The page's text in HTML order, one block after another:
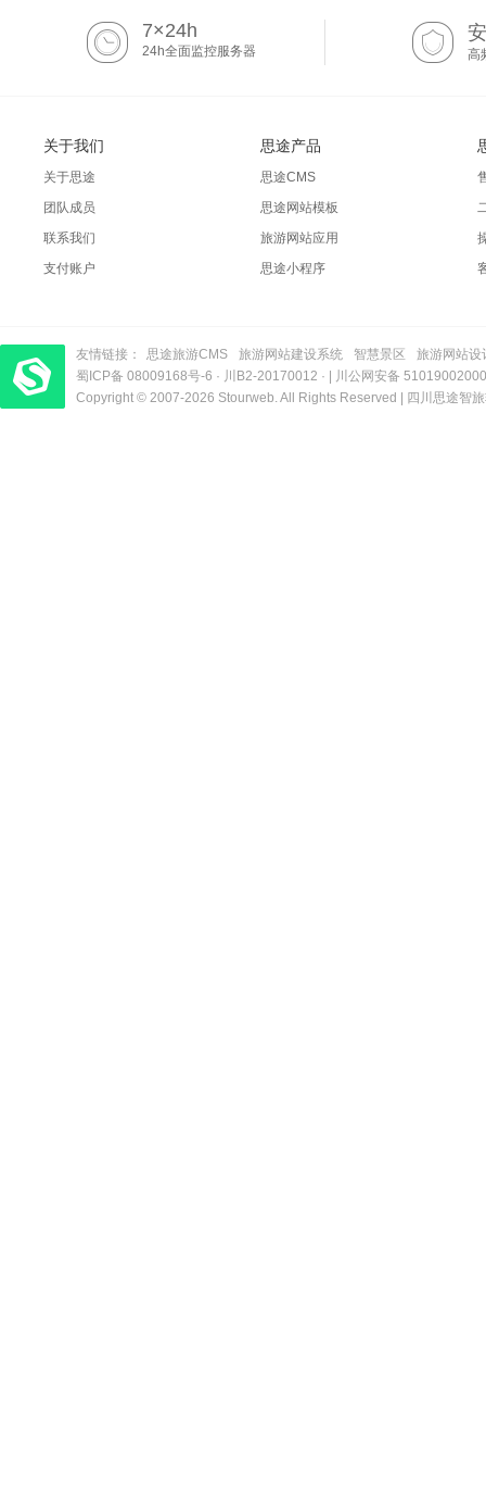
7×24h
24h全面监控服务器 高
关于我们
关于思途
团队成员
联系我们
支付账户
思途产品
思途CMS
思途网站模板
旅游网站应用
思途小程序
友情链接： 思途旅游CMS 旅游网站建设系统 智慧景区
旅游网站设
梦旅程酒店管理系统
​| 运营支持：创旅云营销​
蜀ICP备 08009168号-6 · 川B2-20170012 · |
川公网安备
Copyright © 2007-2026 Stourweb. All Rights Reserved | 四川思途智